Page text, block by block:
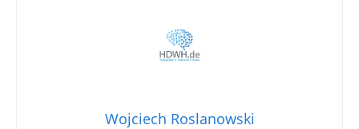
Wojciech Roslanowski